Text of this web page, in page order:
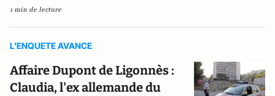
1 min de lecture
L'ENQUETE AVANCE
Affaire Dupont de Ligonnès :
Claudia, l'ex allemande du